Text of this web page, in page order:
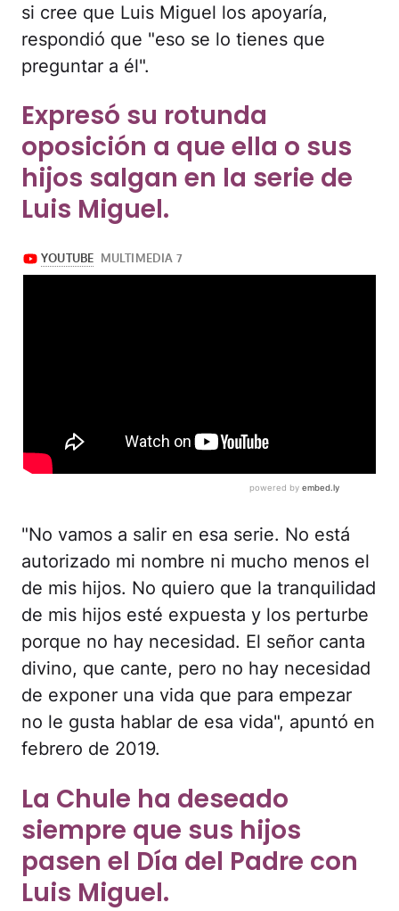
si cree que Luis Miguel los apoyaría,
respondió que "eso se lo tienes que
preguntar a él".
Expresó su rotunda
oposición a que ella o sus
hijos salgan en la serie de
Luis Miguel.
"No vamos a salir en esa serie. No está
autorizado mi nombre ni mucho menos el
de mis hijos. No quiero que la tranquilidad
de mis hijos esté expuesta y los perturbe
porque no hay necesidad. El señor canta
divino, que cante, pero no hay necesidad
de exponer una vida que para empezar
no le gusta hablar de esa vida", apuntó en
febrero de 2019.
La Chule ha deseado
siempre que sus hijos
pasen el Día del Padre con
Luis Miguel.